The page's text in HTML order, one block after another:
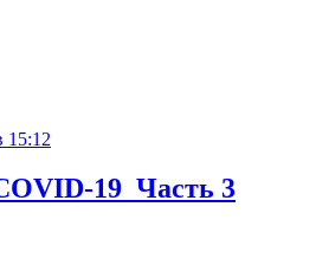
15:12
19_Часть 3